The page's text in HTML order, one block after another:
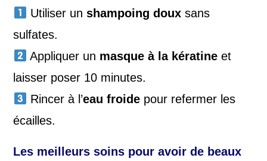
Utiliser unshampoing doux sans
sulfates.
Appliquer un masque à la kératine et
laisser poser 10 minutes.
Rincer à l’eau froide pour refermer les
écailles.
Les meilleurs soins pour avoir de beaux